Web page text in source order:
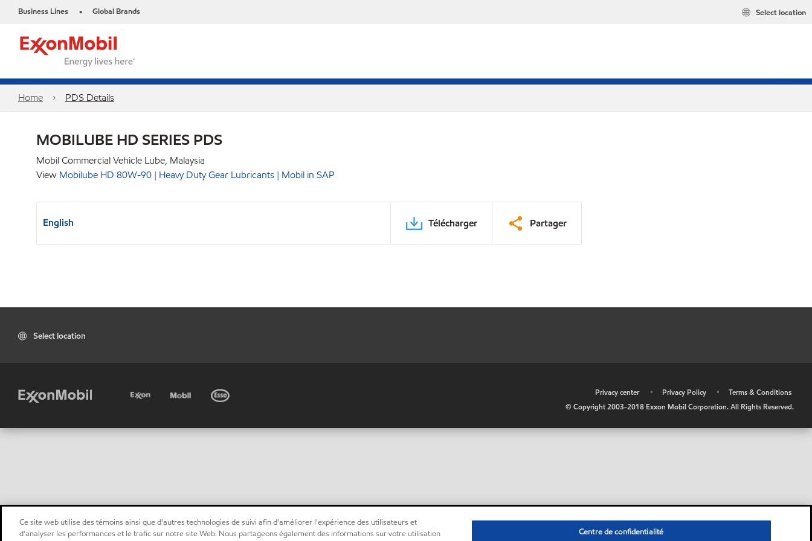
Business Lines • Global Brands Select location
Home PDS Details
MOBILUBE HD SERIES PDS
Mobil Commercial Vehicle Lube, Malaysia
View Mobilube HD 80W-90 | Heavy Duty Gear Lubricants | Mobil in SAP
English Télécharger Partager
Select location
Privacy center • Privacy Policy •
Terms & Conditions
© Copyright 2003-2018 Exxon Mobil Corporation. All Rights Reserved.
Ce site web utilise des témoins ainsi que d'autres technologies de suivi afin d'améliorer l'expérience des utilisateurs et
d'analyser les performances et le trafic sur notre site Web. Nous partageons également des informations sur votre utilisation
Centre de confidentialité